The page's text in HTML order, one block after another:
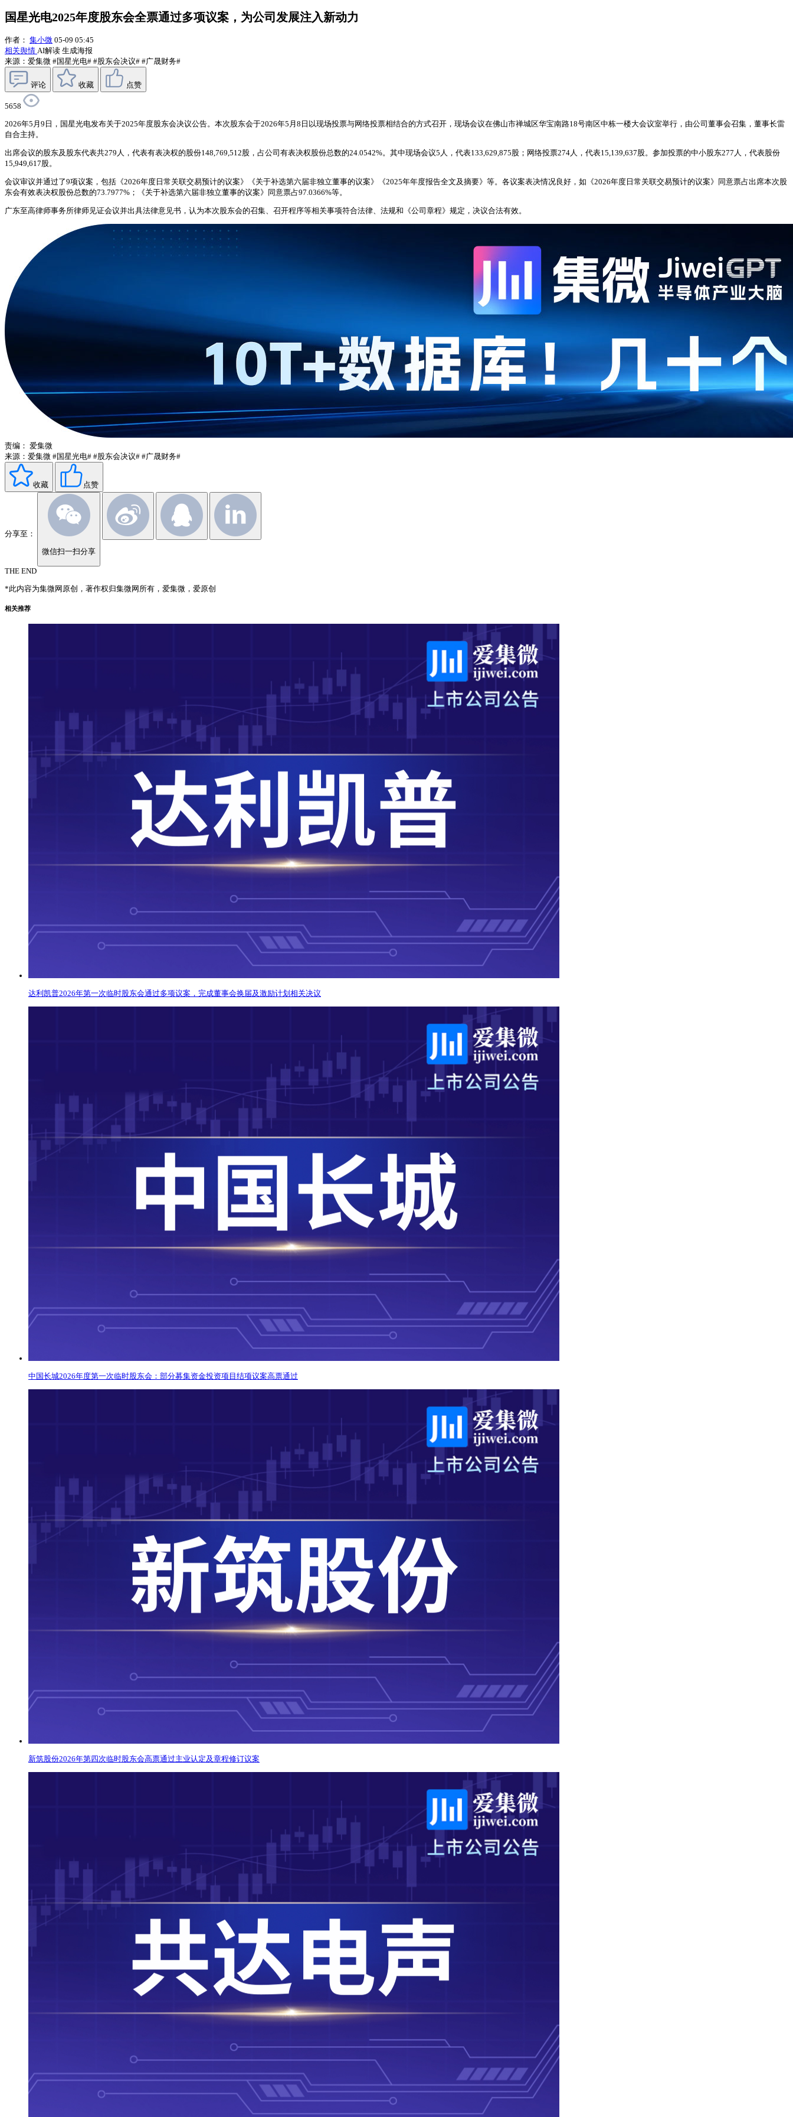
国星光电2025年度股东会全票通过多项议案，为公司发展注入新动力
作者： 集小微 05-09 05:45
相关舆情 AI解读 生成海报
来源：爱集微 #国星光电# #股东会决议# #广晟财务#
评论 收藏 点赞
5658
2026年5月9日，国星光电发布关于2025年度股东会决议公告。本次股东会于2026年5月8日以现场投票与网络投票相结合的方式召开，现场会议在佛山市禅城区华宝南路18号南区中栋一楼大会议室举行，由公司董事会召集，董事长雷
自合主持。
出席会议的股东及股东代表共279人，代表有表决权的股份148,769,512股，占公司有表决权股份总数的24.0542%。其中现场会议5人，代表133,629,875股；网络投票274人，代表15,139,637股。参加投票的中小股东277人，代表股份
15,949,617股。
会议审议并通过了9项议案，包括《2026年度日常关联交易预计的议案》《关于补选第六届非独立董事的议案》《2025年年度报告全文及摘要》等。各议案表决情况良好，如《2026年度日常关联交易预计的议案》同意票占出席本次股
东会有效表决权股份总数的73.7977%；《关于补选第六届非独立董事的议案》同意票占97.0366%等。
广东至高律师事务所律师见证会议并出具法律意见书，认为本次股东会的召集、召开程序等相关事项符合法律、法规和《公司章程》规定，决议合法有效。
责编： 爱集微
来源：爱集微 #国星光电# #股东会决议# #广晟财务#
收藏 点赞
分享至：
微信扫一扫分享
THE END
*此内容为集微网原创，著作权归集微网所有，爱集微，爱原创
相关推荐
达利凯普2026年第一次临时股东会通过多项议案，完成董事会换届及激励计划相关决议
中国长城2026年度第一次临时股东会：部分募集资金投资项目结项议案高票通过
新筑股份2026年第四次临时股东会高票通过主业认定及章程修订议案